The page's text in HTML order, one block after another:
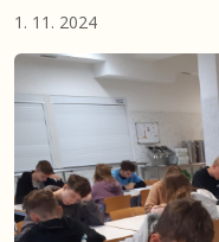
1. 11. 2024